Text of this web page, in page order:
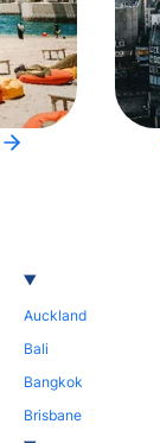
Auckland
Bali
Bangkok
Brisbane